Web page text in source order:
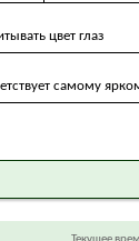
цвет глаз
самому